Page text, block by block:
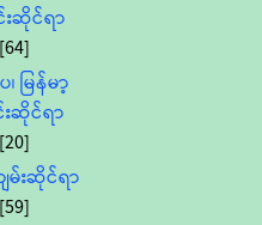
ဆိုင်ရာ
[64]
မြန်မာ့
ဆိုင်ရာ
[20]
းဆိုင်ရာ
[59]